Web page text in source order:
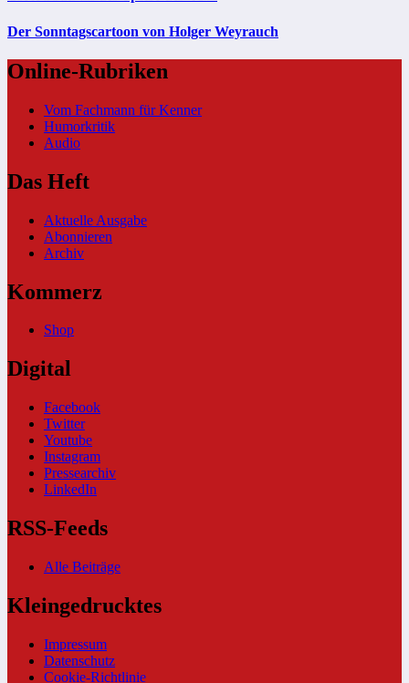
Der Sonntagscartoon von Holger Weyrauch
Online-Rubriken
Vom Fachmann für Kenner
Humorkritik
Audio
Das Heft
Aktuelle Ausgabe
Abonnieren
Archiv
Kommerz
Shop
Digital
Facebook
Twitter
Youtube
Instagram
Pressearchiv
LinkedIn
RSS-Feeds
Alle Beiträge
Kleingedrucktes
Impressum
Datenschutz
Cookie-Richtlinie